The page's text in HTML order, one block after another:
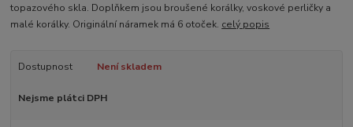
topazového skla. Doplňkem jsou broušené korálky, voskové perličky a
malé korálky. Originální náramek má 6 otoček. celý popis
Dostupnost Není skladem
Nejsme plátci DPH